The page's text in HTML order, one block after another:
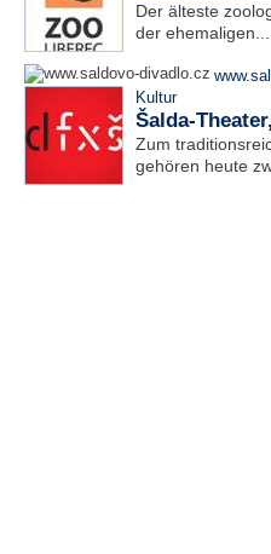
Der älteste
der ehemaligen...
Kultur
Šalda-
Zum
gehören heute